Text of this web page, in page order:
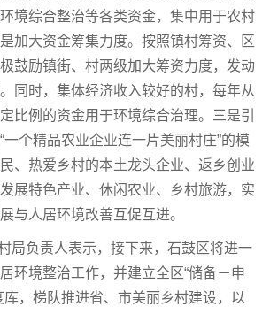
境综合整治等各类资金，集中用于农村
加大资金筹集力度。按照镇村筹资、区
鼓励镇街、村两级加大筹资力度，发动
同时，集体经济收入较好的村，每年从
比例的资金用于环境综合治理。三是引
一个精品农业企业连一片美丽村庄”的模
、热爱乡村的本土龙头企业、返乡创业
展特色产业、休闲农业、乡村旅游，实
与人居环境改善互促互进。
局负责人表示，接下来，石鼓区将进一
环境整治工作，并建立全区“储备－申
库，梯队推进省、市美丽乡村建设，以